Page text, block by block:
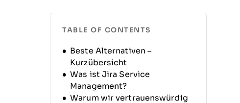
TABLE OF CONTENTS
Beste Alternativen –
Kurzübersicht
Was ist Jira Service
Management?
Warum wir vertrauenswürdig